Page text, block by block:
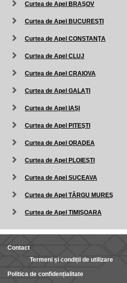
Curtea de Apel BRAŞOV
Curtea de Apel BUCUREŞTI
Curtea de Apel CONSTANŢA
Curtea de Apel CLUJ
Curtea de Apel CRAIOVA
Curtea de Apel GALAŢI
Curtea de Apel IAŞI
Curtea de Apel PITEŞTI
Curtea de Apel ORADEA
Curtea de Apel PLOIEŞTI
Curtea de Apel SUCEAVA
Curtea de Apel TÂRGU MUREŞ
Curtea de Apel TIMIŞOARA
Contact
Termeni și condiții de utilizare
Politica de confidențialitate